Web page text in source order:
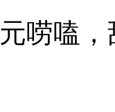
唠嗑